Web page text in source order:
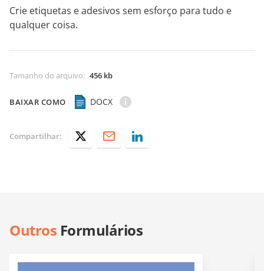
Crie etiquetas e adesivos sem esforço para tudo e
qualquer coisa.
Tamanho do arquivo: 456 kb
BAIXAR COMO DOCX
Compartilhar:
Outros Formulários